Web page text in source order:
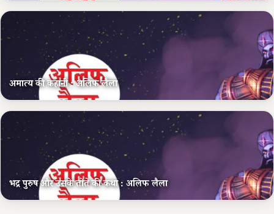
अमात्य की कहानी : अलिफ लैला
भद्र पुरुष और उसके तोते की कथा : अलिफ लैला